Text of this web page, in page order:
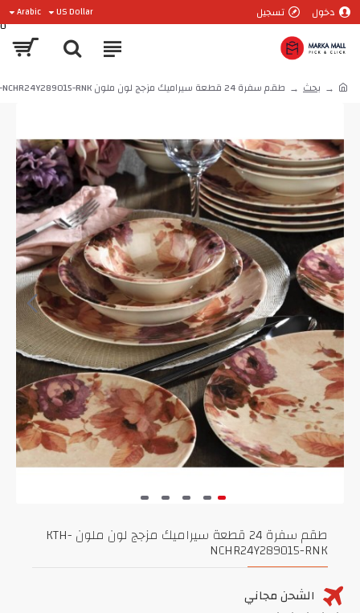
دخول تسجيل US Dollar
Arabic
0
بحث طقم سفرة 24 قطعة سيراميك مزجج لون ملون KTH-NCHR24Y289015-RNK
طقم سفرة 24 قطعة سيراميك مزجج لون ملون KTH-
NCHR24Y289015-RNK
الشحن مجاني